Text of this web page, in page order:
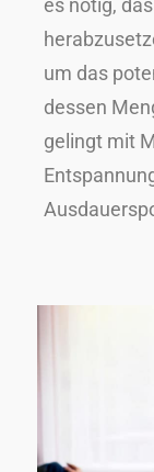
es nötig,
um das
dessen
gelingt mit